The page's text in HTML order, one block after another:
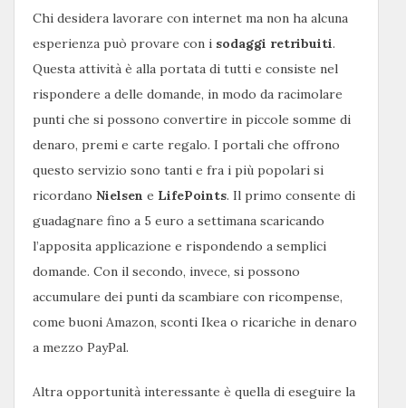
Chi desidera lavorare con internet ma non ha alcuna
esperienza può provare con i sodaggi retribuiti.
Questa attività è alla portata di tutti e consiste nel
rispondere a delle domande, in modo da racimolare
punti che si possono convertire in piccole somme di
denaro, premi e carte regalo. I portali che offrono
questo servizio sono tanti e fra i più popolari si
ricordano Nielsen e LifePoints. Il primo consente di
guadagnare fino a 5 euro a settimana scaricando
l’apposita applicazione e rispondendo a semplici
domande. Con il secondo, invece, si possono
accumulare dei punti da scambiare con ricompense,
come buoni Amazon, sconti Ikea o ricariche in denaro
a mezzo PayPal.
Altra opportunità interessante è quella di eseguire la